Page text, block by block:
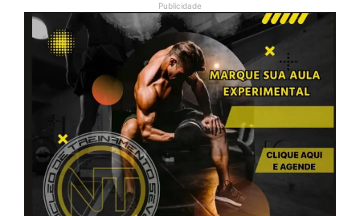
Publicidade